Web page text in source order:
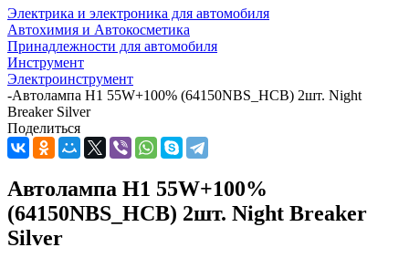
Электрика и электроника для автомобиля
Автохимия и Автокосметика
Принадлежности для автомобиля
Инструмент
Электроинструмент
-Автолампа H1 55W+100% (64150NBS_HCB) 2шт. Night
Breaker Silver
Поделиться
Автолампа H1 55W+100%
(64150NBS_HCB) 2шт. Night Breaker
Silver